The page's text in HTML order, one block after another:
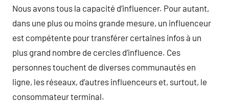
Nous avons tous la capacité d’influencer. Pour autant,
dans une plus ou moins grande mesure, un influenceur
est compétente pour transférer certaines infos à un
plus grand nombre de cercles d’influence. Ces
personnes touchent de diverses communautés en
ligne, les réseaux, d’autres influenceurs et, surtout, le
consommateur terminal.